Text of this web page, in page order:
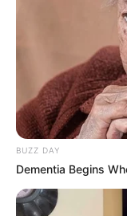
BUZZ DAY
Dementia Begins